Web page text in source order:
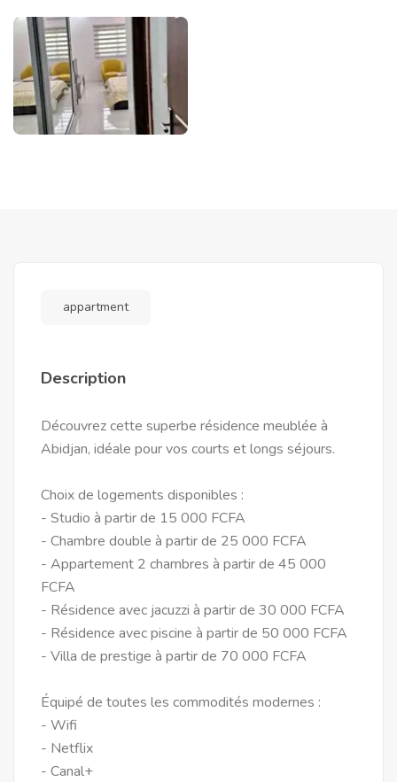
appartment
Description
Découvrez cette superbe résidence meublée à
Abidjan, idéale pour vos courts et longs séjours.
Choix de logements disponibles :
- Studio à partir de 15 000 FCFA
- Chambre double à partir de 25 000 FCFA
- Appartement 2 chambres à partir de 45 000
FCFA
- Résidence avec jacuzzi à partir de 30 000 FCFA
- Résidence avec piscine à partir de 50 000 FCFA
- Villa de prestige à partir de 70 000 FCFA
Équipé de toutes les commodités modernes :
- Wifi
- Netflix
- Canal+